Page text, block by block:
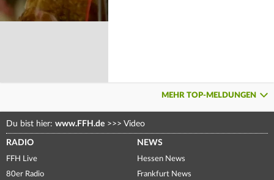
MEHR TOP-MELDUNGEN
Du bist hier: www.FFH.de >>> Video
RADIO
FFH Live
80er Radio
NEWS
Hessen News
Frankfurt News